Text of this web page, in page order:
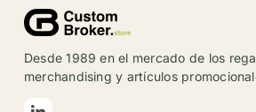
en
la
Desde 1989 en el mercado de los
merchandising y artículos